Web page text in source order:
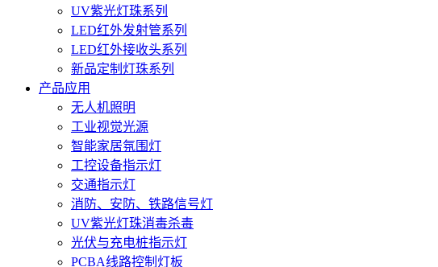
UV紫光灯珠系列
LED红外发射管系列
LED红外接收头系列
新品定制灯珠系列
产品应用
无人机照明
工业视觉光源
智能家居氛围灯
工控设备指示灯
交通指示灯
消防、安防、铁路信号灯
UV紫光灯珠消毒杀毒
光伏与充电桩指示灯
PCBA线路控制灯板